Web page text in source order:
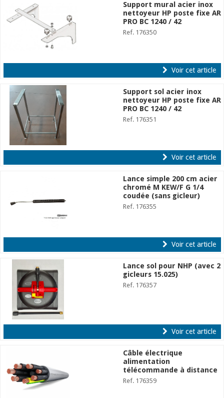
Support mural acier inox
nettoyeur HP poste fixe AR
PRO BC 1240 / 42
Ref. 176350
Voir cet article
Support sol acier inox
nettoyeur HP poste fixe AR
PRO BC 1240 / 42
Ref. 176351
Voir cet article
Lance simple 200 cm acier
chromé M KEW/F G 1/4
coudée (sans gicleur)
Ref. 176355
Voir cet article
Lance sol pour NHP (avec 2
gicleurs 15.025)
Ref. 176357
Voir cet article
Câble électrique
alimentation
télécommande à distance
Ref. 176359